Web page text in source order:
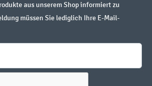
aus unserem Shop informiert zu
müssen Sie lediglich Ihre E-Mail-